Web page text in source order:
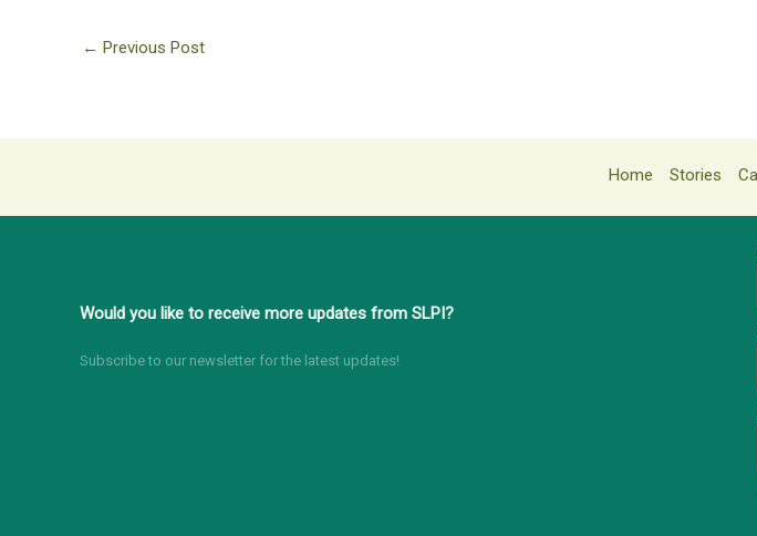
← Previous Post
Home Stories
Would you like to receive more updates from SLPI?
Subscribe to our newsletter for the latest updates!